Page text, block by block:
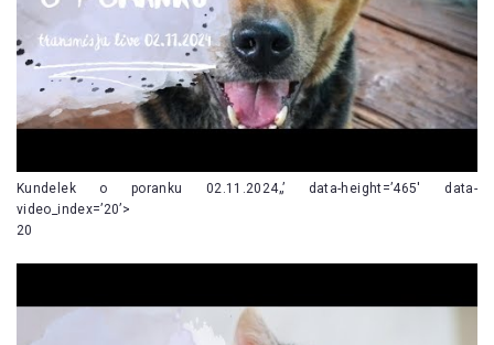
Kundelek o poranku 02.11.2024„’ data-height=’465′ data-
video_index=’20’>
20